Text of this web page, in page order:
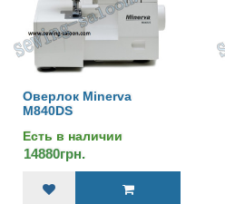
Оверлок Minerva
M840DS
Есть в наличии
14880грн.